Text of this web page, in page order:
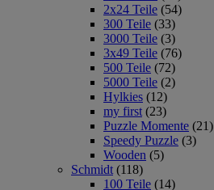
2x24 Teile (54)
300 Teile (33)
3000 Teile (3)
3x49 Teile (76)
500 Teile (72)
5000 Teile (2)
Hylkies (12)
my first (23)
Puzzle Momente (21)
Speedy Puzzle (3)
Wooden (5)
Schmidt (118)
100 Teile (14)